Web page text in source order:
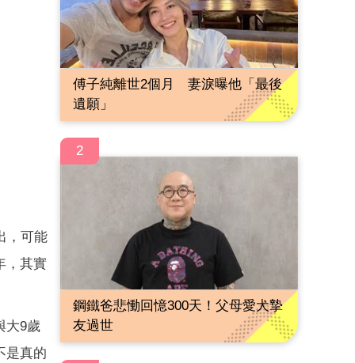
，可能
，其實
大9歲
是真的
傅子純離世2個月 妻淚曝他「最後
遺願」
2
鋼鐵爸悲慟回憶300天！父母愛犬摯
友過世